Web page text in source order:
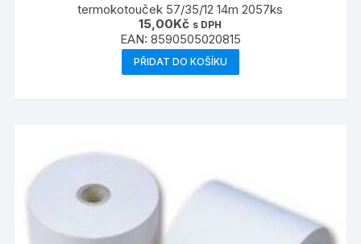
termokotouček 57/35/12 14m 2057ks
15,00Kč s DPH
EAN: 8590505020815
PŘIDAT DO KOŠÍKU